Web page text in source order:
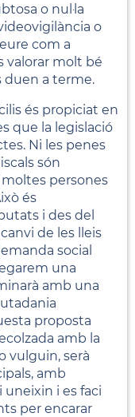
o nul·la
o
com a
valorar molt bé
duen a terme.
és propiciat en
que la legislació
Ni les penes
són
persones
és
i des del
de les lleis
social
una
amb una
proposta
amb la
vulguin, serà
amb
i es faci
per encarar